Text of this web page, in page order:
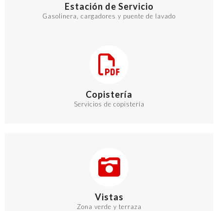
Estación de Servicio
Gasolinera, cargadores y puente de lavado
Copistería
Servicios de copistería
Vistas
Zona verde y terraza